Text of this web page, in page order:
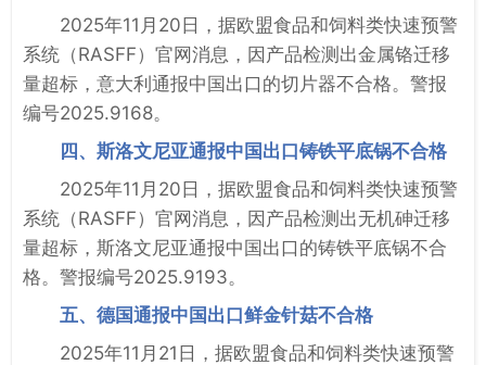
2025年11月20日，据欧盟食品和饲料类快速预警
系统（RASFF）官网消息，因产品检测出金属铬迁移
量超标，意大利通报中国出口的切片器不合格。警报
编号2025.9168。
四、斯洛文尼亚通报中国出口铸铁平底锅不合格
2025年11月20日，据欧盟食品和饲料类快速预警
系统（RASFF）官网消息，因产品检测出无机砷迁移
量超标，斯洛文尼亚通报中国出口的铸铁平底锅不合
格。警报编号2025.9193。
五、德国通报中国出口鲜金针菇不合格
2025年11月21日，据欧盟食品和饲料类快速预警